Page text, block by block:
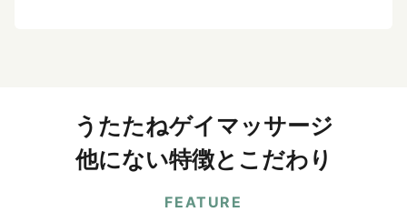
うたたねゲイマッサージ
他にない特徴とこだわり
FEATURE